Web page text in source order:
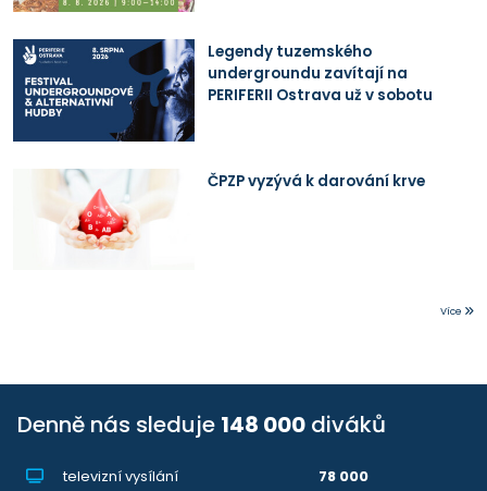
Legendy tuzemského
undergroundu zavítají na
PERIFERII Ostrava už v sobotu
ČPZP vyzývá k darování krve
Více
Denně nás sleduje 148 000 diváků
televizní vysílání
78 000